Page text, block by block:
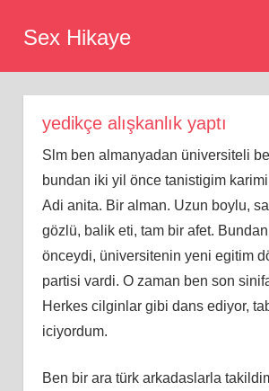
Sex Hikaye
yedikçe alışkanlık yaptı
Slm ben almanyadan üniversiteli
bundan iki yil önce tanistigim
Adi anita. Bir alman. Uzun boylu,
gözlü, balik eti, tam bir afet. Bundan
önceydi, üniversitenin yeni egitim
partisi vardi. O zaman ben son
Herkes cilginlar gibi dans ediyor,
iciyordum.
Ben bir ara türk arkadaslarla